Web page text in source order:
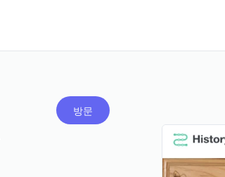
방문